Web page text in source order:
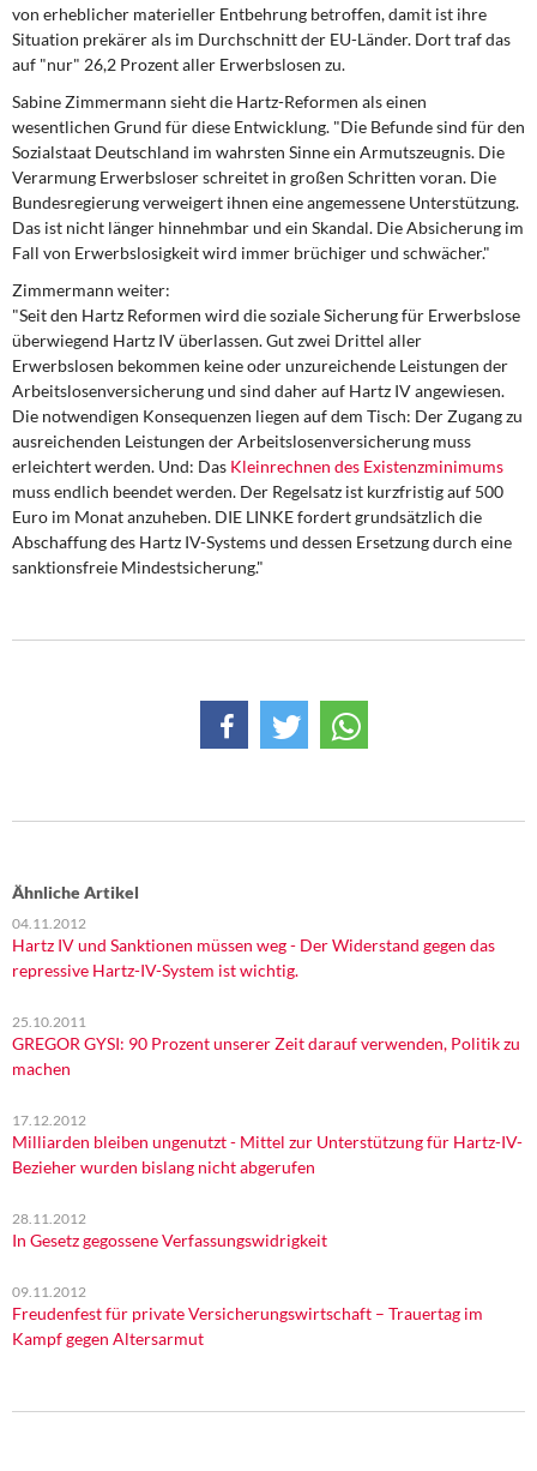
von erheblicher materieller Entbehrung betroffen, damit ist ihre
Situation prekärer als im Durchschnitt der EU-Länder. Dort traf das
auf "nur" 26,2 Prozent aller Erwerbslosen zu.
Sabine Zimmermann sieht die Hartz-Reformen als einen
wesentlichen Grund für diese Entwicklung. "Die Befunde sind für den
Sozialstaat Deutschland im wahrsten Sinne ein Armutszeugnis. Die
Verarmung Erwerbsloser schreitet in großen Schritten voran. Die
Bundesregierung verweigert ihnen eine angemessene Unterstützung.
Das ist nicht länger hinnehmbar und ein Skandal. Die Absicherung im
Fall von Erwerbslosigkeit wird immer brüchiger und schwächer."
Zimmermann weiter:
"Seit den Hartz Reformen wird die soziale Sicherung für Erwerbslose
überwiegend Hartz IV überlassen. Gut zwei Drittel aller
Erwerbslosen bekommen keine oder unzureichende Leistungen der
Arbeitslosenversicherung und sind daher auf Hartz IV angewiesen.
Die notwendigen Konsequenzen liegen auf dem Tisch: Der Zugang zu
ausreichenden Leistungen der Arbeitslosenversicherung muss
erleichtert werden. Und: Das Kleinrechnen des Existenzminimums
muss endlich beendet werden. Der Regelsatz ist kurzfristig auf 500
Euro im Monat anzuheben. DIE LINKE fordert grundsätzlich die
Abschaffung des Hartz IV-Systems und dessen Ersetzung durch eine
sanktionsfreie Mindestsicherung."
Ähnliche Artikel
04.11.2012
Hartz IV und Sanktionen müssen weg - Der Widerstand gegen das
repressive Hartz-IV-System ist wichtig.
25.10.2011
GREGOR GYSI: 90 Prozent unserer Zeit darauf verwenden, Politik zu
machen
17.12.2012
Milliarden bleiben ungenutzt - Mittel zur Unterstützung für Hartz-IV-
Bezieher wurden bislang nicht abgerufen
28.11.2012
In Gesetz gegossene Verfassungswidrigkeit
09.11.2012
Freudenfest für private Versicherungswirtschaft – Trauertag im
Kampf gegen Altersarmut